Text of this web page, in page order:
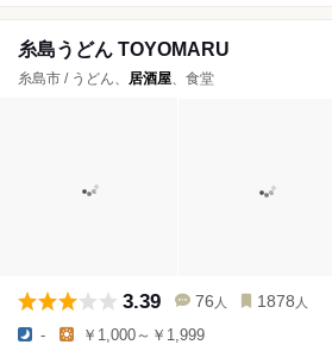
糸島うどん TOYOMARU
糸島市 / うどん、 居酒屋、食堂
3.39 76 人 1878 人
- ￥1,000～￥1,999